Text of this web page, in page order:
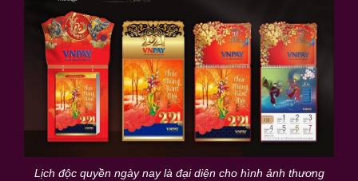
Lịch độc quyền ngày nay là đại diện cho hình ảnh thương